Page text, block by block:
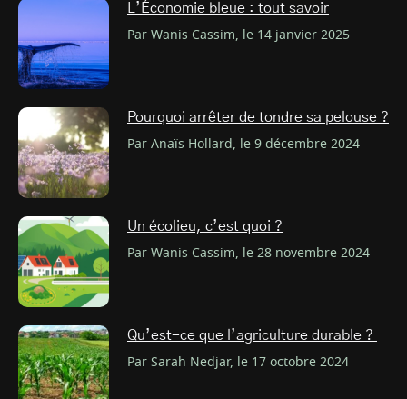
L’Économie bleue : tout savoir
Par Wanis Cassim, le 14 janvier 2025
Pourquoi arrêter de tondre sa pelouse ?
Par Anaïs Hollard, le 9 décembre 2024
Un écolieu, c’est quoi ?
Par Wanis Cassim, le 28 novembre 2024
Qu’est-ce que l’agriculture durable ?
Par Sarah Nedjar, le 17 octobre 2024